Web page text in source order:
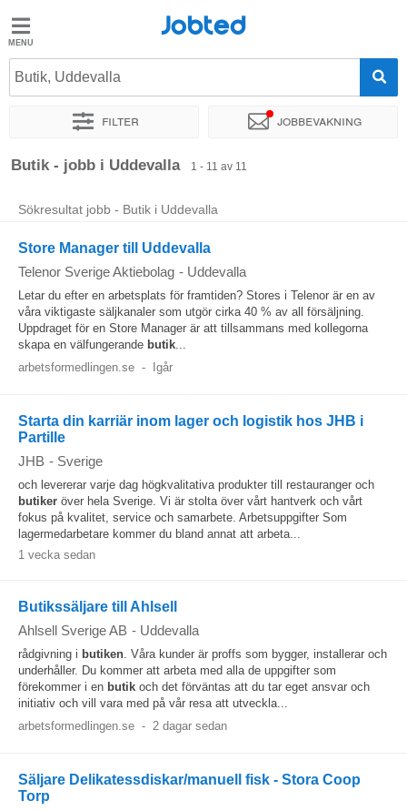
Jobted
Jobb
Jobted
Butik, Uddevalla
Filter Jobbevakning
Sortera efter Exakt plats Företag
Butik - jobb i Uddevalla 1 - 11 av 11
Sökresultat jobb - Butik i Uddevalla
Store Manager till Uddevalla
Telenor Sverige Aktiebolag - Uddevalla
Letar du efter en arbetsplats för framtiden? Stores i Telenor är en av
våra viktigaste säljkanaler som utgör cirka 40 % av all försäljning.
Uppdraget för en Store Manager är att tillsammans med kollegorna
skapa en välfungerande butik...
arbetsformedlingen.se - Igår
Starta din karriär inom lager och logistik hos JHB i
Partille
JHB - Sverige
och levererar varje dag högkvalitativa produkter till restauranger och
butiker över hela Sverige. Vi är stolta över vårt hantverk och vårt
fokus på kvalitet, service och samarbete. Arbetsuppgifter Som
lagermedarbetare kommer du bland annat att arbeta...
1 vecka sedan
Butikssäljare till Ahlsell
Ahlsell Sverige AB - Uddevalla
rådgivning i butiken. Våra kunder är proffs som bygger, installerar och
underhåller. Du kommer att arbeta med alla de uppgifter som
förekommer i en butik och det förväntas att du tar eget ansvar och
initiativ och vill vara med på vår resa att utveckla...
arbetsformedlingen.se - 2 dagar sedan
Säljare Delikatessdiskar/manuell fisk - Stora Coop
Torp